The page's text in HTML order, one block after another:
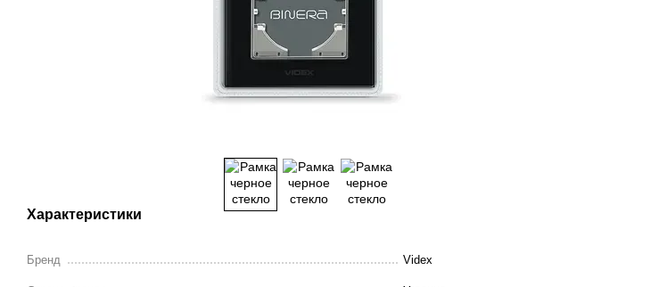
Характеристики
Бренд Videx